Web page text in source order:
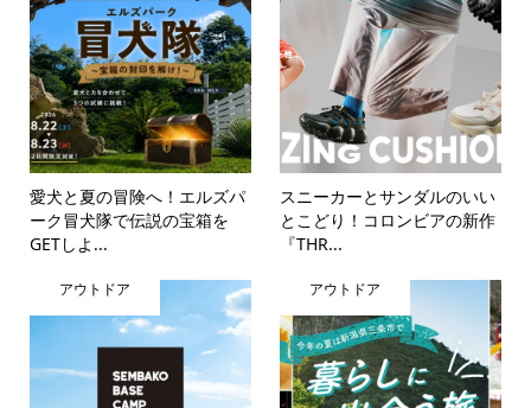
愛犬と夏の冒険へ！エルズパ
ーク冒犬隊で伝説の宝箱を
GETしよ...
スニーカーとサンダルのいい
とこどり！コロンビアの新作
『THR...
アウトドア アウトドア